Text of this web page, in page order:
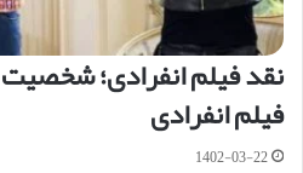
نقد فیلم انفرادی؛
فیلم انفرادی
1402-03-22